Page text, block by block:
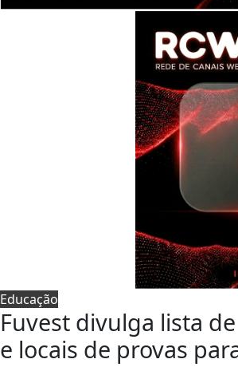
Educação
Fuvest divulga lista
e locais de provas